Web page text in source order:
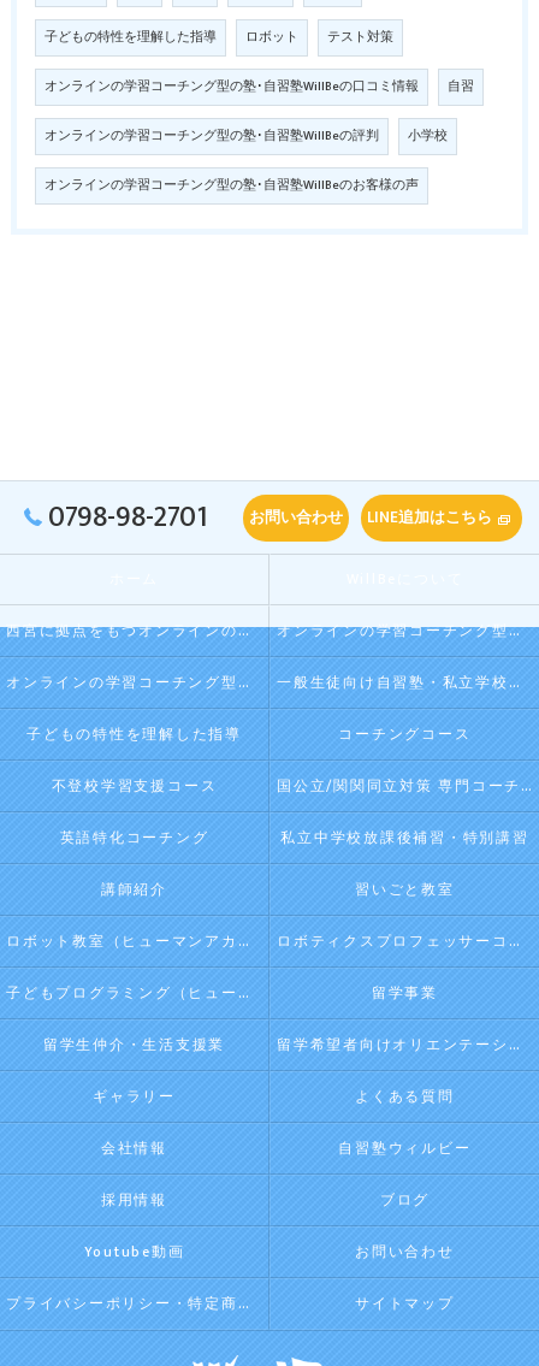
子どもの特性を理解した指導 ロボット テスト対策
オンラインの学習コーチング型の塾･自習塾WillBeの口コミ情報 自習
オンラインの学習コーチング型の塾･自習塾WillBeの評判 小学校
オンラインの学習コーチング型の塾･自習塾WillBeのお客様の声
0798-98-2701 お問い合わせ LINE追加はこちら
西宮に拠点をもつオンラインの学習コーチング型・映像授業型の塾･自習塾WillBeの口コミ情報 オンラインの学習コーチング型・映像授業型の塾･自習塾WillBeの評判
オンラインの学習コーチング型・映像授業型の塾･自習塾WillBeのお客様の声 一般生徒向け自習塾・私立学校向け放課後学習
子どもの特性を理解した指導 コーチングコース
不登校学習支援コース 国公立/関関同立対策 専門コーチング
英語特化コーチング 私立中学校放課後補習・特別講習
講師紹介 習いごと教室
ロボット教室（ヒューマンアカデミージュニアプログラム） ロボティクスプロフェッサーコース（ヒューマンアカデミージュニアプログラム）
子どもプログラミング（ヒューマンアカデミージュニアプログラム） 留学事業
留学生仲介・生活支援業 留学希望者向けオリエンテーション
ギャラリー よくある質問
会社情報 自習塾ウィルビー
採用情報 ブログ
Youtube動画 お問い合わせ
プライバシーポリシー・特定商取引法に基づく表記 サイトマップ